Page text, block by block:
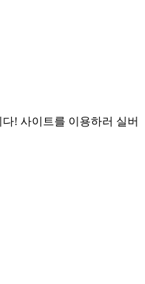
! 사이트를 이용하러 실버